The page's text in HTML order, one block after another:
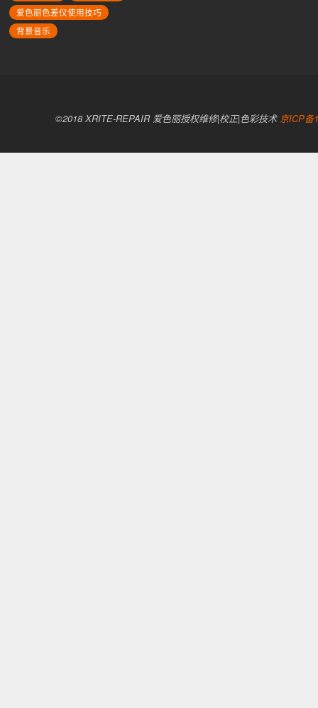
爱色丽色差仪使用技巧
背景音乐
©2018 XRITE-REPAIR 爱色丽授权维修|校正|色彩技术 京ICP备